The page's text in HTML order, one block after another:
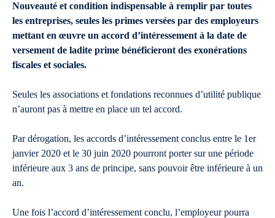
Nouveauté et condition indispensable à remplir par toutes
les entreprises, seules les primes versées par des employeurs
mettant en œuvre un accord d’intéressement à la date de
versement de ladite prime bénéficieront des exonérations
fiscales et sociales.
Seules les associations et fondations reconnues d’utilité publique
n’auront pas à mettre en place un tel accord.
Par dérogation, les accords d’intéressement conclus entre le 1er
janvier 2020 et le 30 juin 2020 pourront porter sur une période
inférieure aux 3 ans de principe, sans pouvoir être inférieure à un
an.
Une fois l’accord d’intéressement conclu, l’employeur pourra